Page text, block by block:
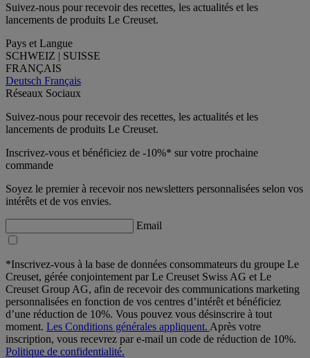
Suivez-nous pour recevoir des recettes, les actualités et les
lancements de produits Le Creuset.
Pays et Langue
SCHWEIZ | SUISSE
FRANÇAIS
Deutsch Français
Réseaux Sociaux
Suivez-nous pour recevoir des recettes, les actualités et les
lancements de produits Le Creuset.
Inscrivez-vous et bénéficiez de -10%* sur votre prochaine
commande
Soyez le premier à recevoir nos newsletters personnalisées selon vos
intérêts et de vos envies.
Email
*Inscrivez-vous à la base de données consommateurs du groupe Le
Creuset, gérée conjointement par Le Creuset Swiss AG et Le
Creuset Group AG, afin de recevoir des communications marketing
personnalisées en fonction de vos centres d’intérêt et bénéficiez
d’une réduction de 10%. Vous pouvez vous désinscrire à tout
moment. Les Conditions générales appliquent. Après votre
inscription, vous recevrez par e-mail un code de réduction de 10%.
Politique de confidentialité.